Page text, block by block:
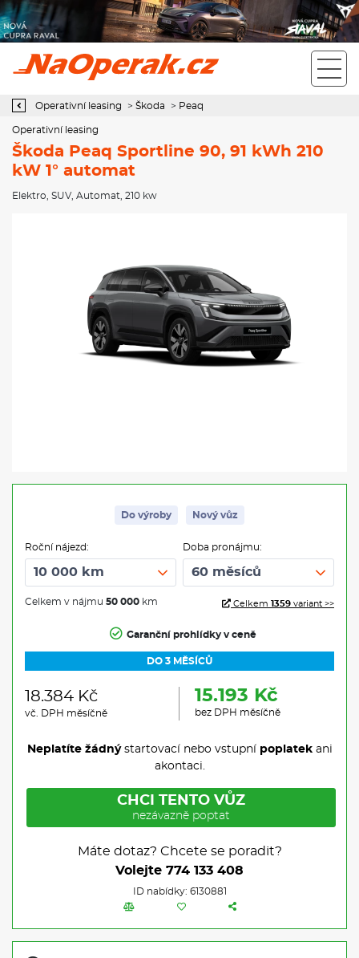
Operativní leasing Škoda Peaq Sportline 90, 91 kWh 210 kW 1°
Operativní leasing > Škoda > Peaq
Operativní leasing
Škoda Peaq Sportline 90, 91 kWh 210
kW 1° automat
Elektro SUV, Automat , 210 kw
Do výroby Nový vůz
Roční nájezd:
Celkem v nájmu 50 000 km
Doba pronájmu:
Celkem 1359 variant >>
Garanční prohlídky v ceně
DO 3 MĚSÍCŮ
18.384 Kč
vč. DPH měsíčně
15.193 Kč
bez DPH měsíčně
Neplatíte žádnýstartovací nebo vstupní poplatekani
akontaci.
CHCI TENTO VŮZ
nezávazně poptat
Máte dotaz? Chcete se poradit?
Volejte 774 133 408
ID nabídky: 6130881